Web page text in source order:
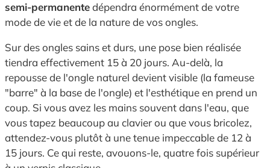
semi-permanentedépendra énormément de votre
mode de vie et de la nature de vos ongles.
Sur des ongles sains et durs, une pose bien réalisée
tiendra effectivement 15 à 20 jours. Au-delà, la
repousse de l'ongle naturel devient visible (la fameuse
"barre" à la base de l'ongle) et l'esthétique en prend un
coup. Si vous avez les mains souvent dans l'eau, que
vous tapez beaucoup au clavier ou que vous bricolez,
attendez-vous plutôt à une tenue impeccable de 12 à
15 jours. Ce qui reste, avouons-le, quatre fois supérieur